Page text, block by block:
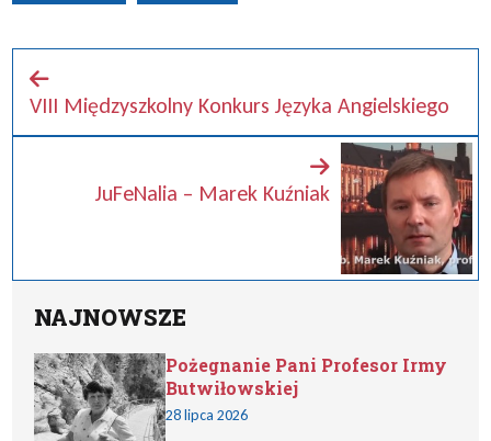
VIII Międzyszkolny Konkurs Języka Angielskiego
JuFeNalia – Marek Kuźniak
NAJNOWSZE
Pożegnanie Pani Profesor Irmy
Butwiłowskiej
28 lipca 2026